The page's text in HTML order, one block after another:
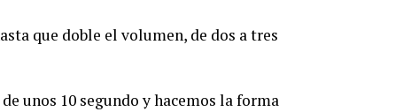
que doble el volumen, de dos a tres
unos 10 segundo y hacemos la forma